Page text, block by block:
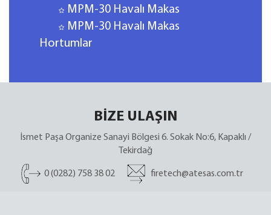
MPM-30 Havalı Makas
MPM-30 Havalı Makas
Hortumlar
BİZE ULAŞIN
İsmet Paşa Organize Sanayi Bölgesi 6. Sokak No:6, Kapaklı /
Tekirdağ
0 (0282) 758 38 02 firetech@atesas.com.tr